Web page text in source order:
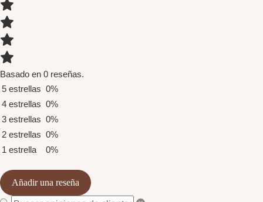
Basado en 0 reseñas.
5 estrellas 0%
4 estrellas 0%
3 estrellas 0%
2 estrellas 0%
1 estrella
0%
Añadir una reseña